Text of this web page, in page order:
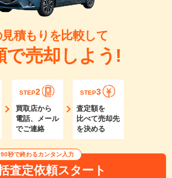
積もりを比較して
で売却しよう!
STEP2
買取店から
電話、メール
でご連絡
STEP3
査定額を
比べて売却先
を決める
90秒で終わるカンタン入力
査定依頼スタート